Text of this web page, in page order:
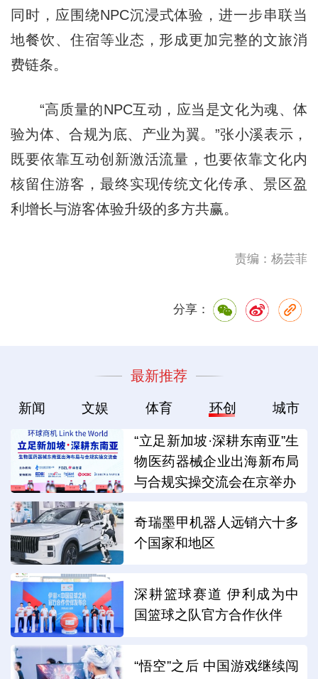
同时，应围绕NPC沉浸式体验，进一步串联当
地餐饮、住宿等业态，形成更加完整的文旅消
费链条。
“高质量的NPC互动，应当是文化为魂、体
验为体、合规为底、产业为翼。”张小溪表示，
既要依靠互动创新激活流量，也要依靠文化内
核留住游客，最终实现传统文化传承、景区盈
利增长与游客体验升级的多方共赢。
责编：杨芸菲
分享：
最新推荐
新闻 文娱 体育 环创 城市
“立足新加坡·深耕东南亚”生
物医药器械企业出海新布局
与合规实操交流会在京举办
奇瑞墨甲机器人远销六十多
个国家和地区
深耕篮球赛道 伊利成为中
国篮球之队官方合作伙伴
“悟空”之后 中国游戏继续闯